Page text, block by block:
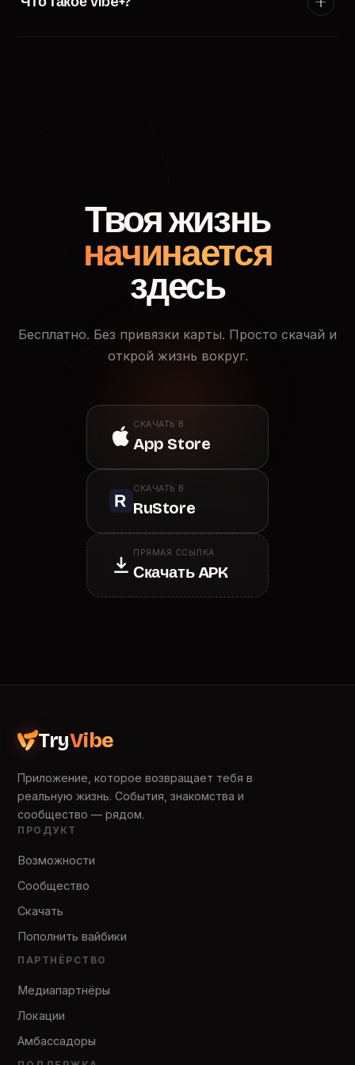
Твоя жизнь
начинается
здесь
Бесплатно. Без привязки карты. Просто скачай и
открой жизнь вокруг.
СКАЧАТЬ В
App Store
СКАЧАТЬ В
RuStore
ПРЯМАЯ ССЫЛКА
Скачать APK
TryVibe
Приложение, которое возвращает тебя в
реальную жизнь. События, знакомства и
сообщество — рядом.
ПРОДУКТ
Возможности
Сообщество
Скачать
Пополнить вайбики
ПАРТНЁРСТВО
Медиапартнёры
Локации
Амбассадоры